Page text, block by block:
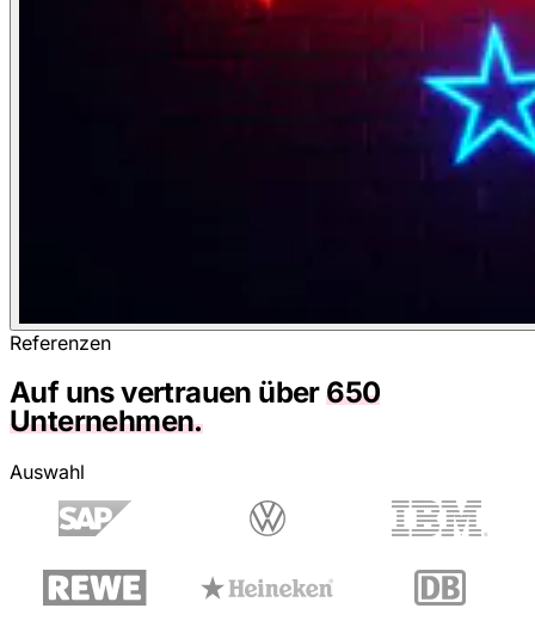
Referenzen
Auf uns vertrauen über650
Unternehmen.
Auswahl